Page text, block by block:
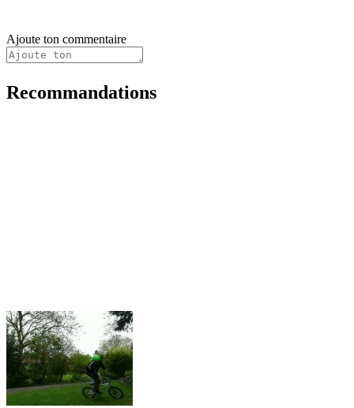
Ajoute ton commentaire
Recommandations